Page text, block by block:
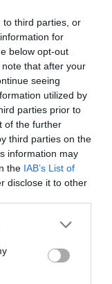
to third parties, or
for
below opt-out
that after your
seeing
utilized by
parties prior to
of the further
third parties on the
information may
the IAB’s List of
disclose it to other
palenia, nie
MHz, 10 Gigabit
o małej zawartości